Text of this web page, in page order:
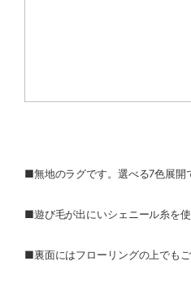
■無地のラグです。選べる7色展開
■遊び毛が出にいシェニール糸を
■裏面にはフローリングの上でも